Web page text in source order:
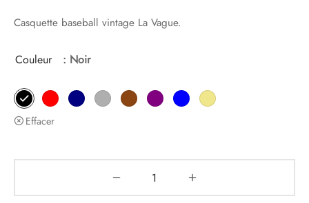
était :
35,50 €.
est :
Casquette baseball vintage La Vague.
Couleur : Noir
Effacer